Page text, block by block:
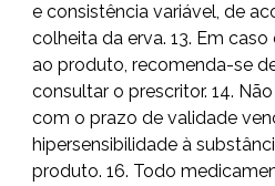
e consistência variável, de
colheita da erva. 13. Em
ao produto, recomenda-se
consultar o prescritor. 14.
com o prazo de validade
hipersensibilidade à
produto. 16. Todo